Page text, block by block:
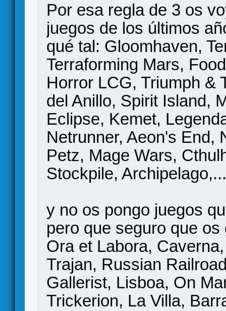
Por esa regla de 3 os
juegos de los últimos
qué tal: Gloomhaven,
Terraforming Mars,
Horror LCG, Triumph &
del Anillo, Spirit Island,
Eclipse, Kemet,
Netrunner, Aeon's End,
Petz, Mage Wars,
Stockpile, Archipelago,...
y no os pongo juegos
pero que seguro que
Ora et Labora,
Trajan, Russian
Gallerist, Lisboa, On
Trickerion, La Villa,